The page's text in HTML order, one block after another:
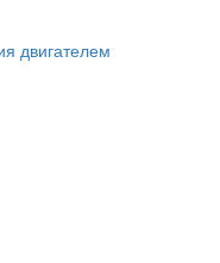
двигателем